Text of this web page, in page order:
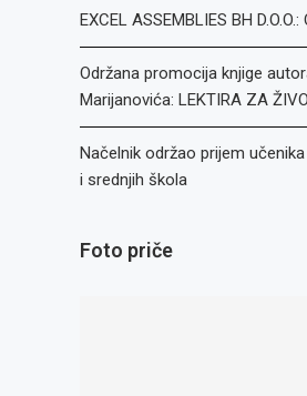
EXCEL ASSEMBLIES BH
Održana promocija knjige
Marijanovića: LEKTIRA ZA
Načelnik održao prijem
i srednjih škola
Foto priče